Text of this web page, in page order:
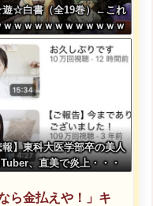
☆白書（全19巻）←これ
ｗｗｗｗｗｗｗｗｗｗｗｗ
報】東科大医学部卒の美人
、直美で炎上・・・
ら金払えや！」キ